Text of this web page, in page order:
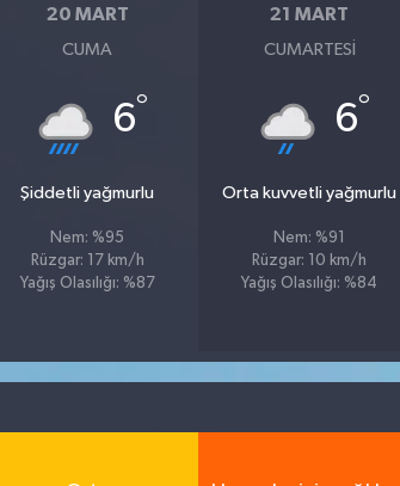
20 MART
CUMA
6°
Şiddetli yağmurlu
Nem: %95
Rüzgar: 17 km/h
Yağış Olasılığı: %87
21 MART
CUMARTESI
6°
Orta kuvvetli yağmurlu
Nem: %91
Rüzgar: 10 km/h
Yağış Olasılığı: %84